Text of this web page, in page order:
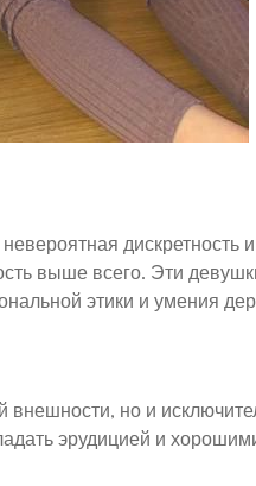
выше всего. Эти
этики и умения
но и
эрудицией и